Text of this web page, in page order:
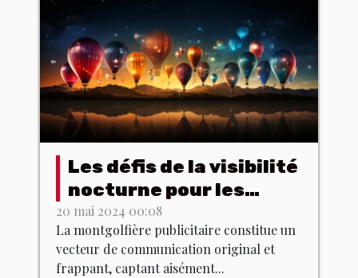
Les défis de la visibilité
nocturne pour les
montgolfières
publicitaires
20 mai 2024 00:08
La montgolfière publicitaire constitue un
vecteur de communication original et
frappant, captant aisément...